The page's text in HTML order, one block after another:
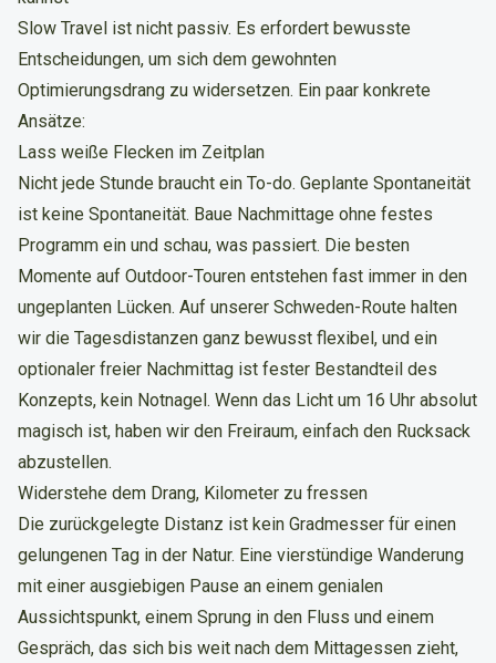
Slow Travel ist nicht passiv. Es erfordert bewusste
Entscheidungen, um sich dem gewohnten
Optimierungsdrang zu widersetzen. Ein paar konkrete
Ansätze:
Lass weiße Flecken im Zeitplan
Nicht jede Stunde braucht ein To-do. Geplante Spontaneität
ist keine Spontaneität. Baue Nachmittage ohne festes
Programm ein und schau, was passiert. Die besten
Momente auf Outdoor-Touren entstehen fast immer in den
ungeplanten Lücken. Auf unserer Schweden-Route halten
wir die Tagesdistanzen ganz bewusst flexibel, und ein
optionaler freier Nachmittag ist fester Bestandteil des
Konzepts, kein Notnagel. Wenn das Licht um 16 Uhr absolut
magisch ist, haben wir den Freiraum, einfach den Rucksack
abzustellen.
Widerstehe dem Drang, Kilometer zu fressen
Die zurückgelegte Distanz ist kein Gradmesser für einen
gelungenen Tag in der Natur. Eine vierstündige Wanderung
mit einer ausgiebigen Pause an einem genialen
Aussichtspunkt, einem Sprung in den Fluss und einem
Gespräch, das sich bis weit nach dem Mittagessen zieht,